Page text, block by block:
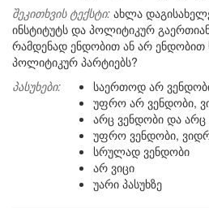
შეკითხვის ტექსტი: ახლა
ინსტიტუტს და პოლიტიკურ
რამდენად ენდობით ან არ
პოლიტიკურ პარტიებს?
პასუხები:
საერთოდ არ
უფრო არ ვენდობი,
არც ვენდობი და
უფრო ვენდობი,
სრულად ვენდობი
არ ვიცი
უარი პასუხზე